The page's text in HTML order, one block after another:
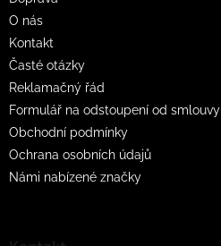
O nás
Kontakt
Časté otázky
Reklamačný řád
Formulář na odstoupení od smlouvy
Obchodní podmínky
Ochrana osobních údajů
Námi nabízené značky